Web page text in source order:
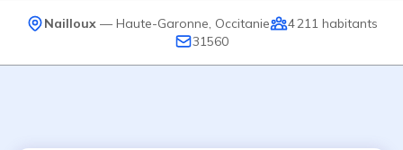
Nailloux— Haute-Garonne Occitanie 4 211 habitants
31560